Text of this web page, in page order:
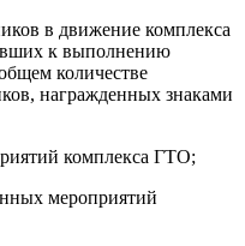
в движение комплекса
к выполнению
количестве
награжденных знаками
комплекса ГТО;
мероприятий